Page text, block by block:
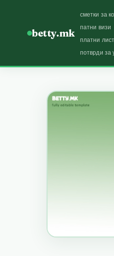
betty.mk
сметки за
патни визи
платни
потврди за